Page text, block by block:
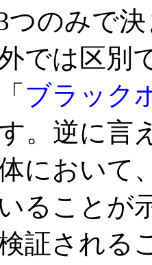
つのみで
では区別
ブラック
。逆に言
において
ることが
証される